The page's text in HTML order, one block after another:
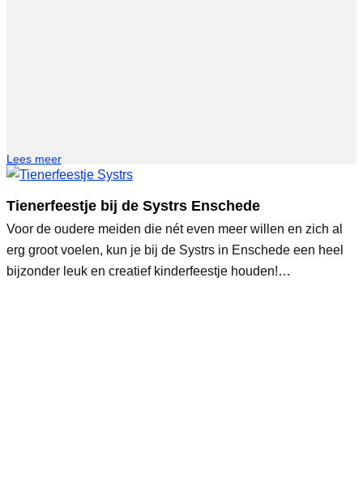
Lees meer
Tienerfeestje bij de Systrs Enschede
Voor de oudere meiden die nét even meer willen en zich al
erg groot voelen, kun je bij de Systrs in Enschede een heel
bijzonder leuk en creatief kinderfeestje houden!…